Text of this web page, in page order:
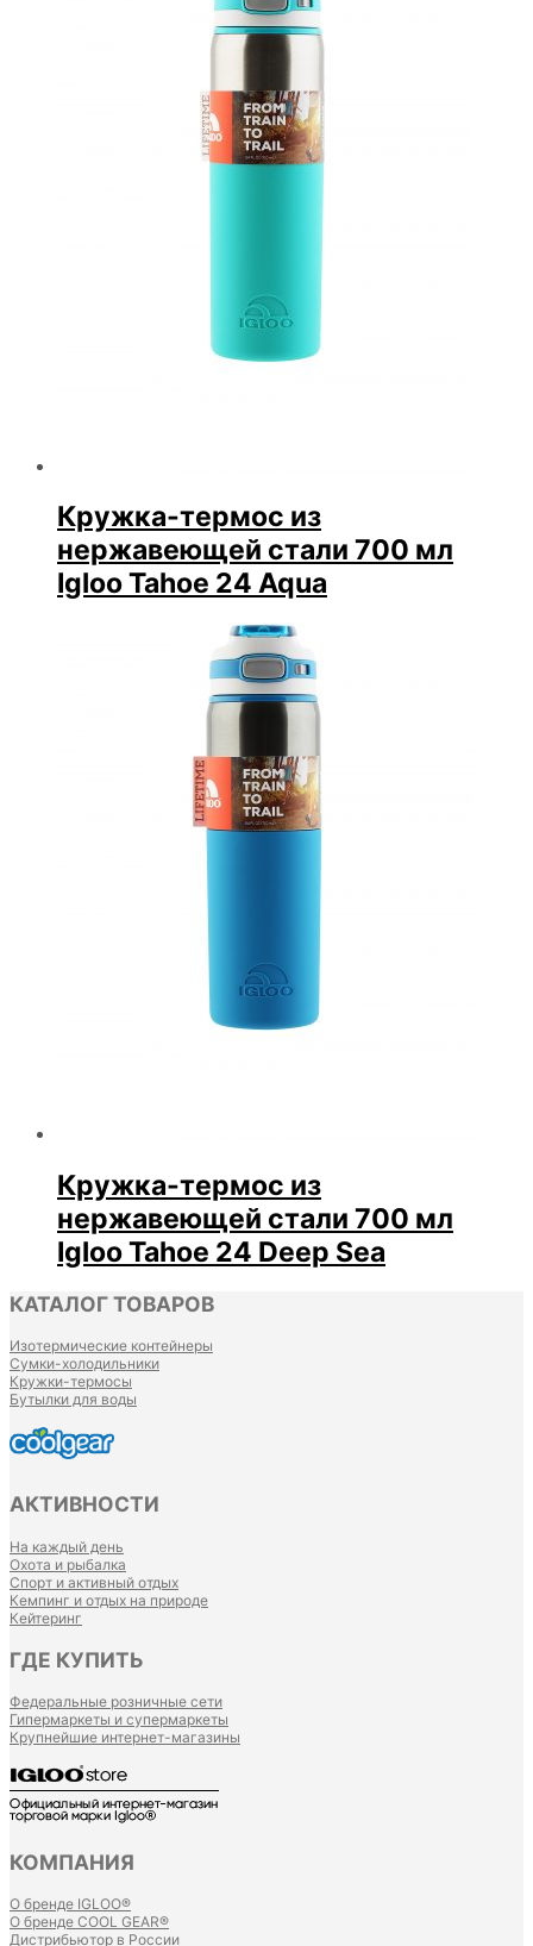
Кружка-термос из
нержавеющей стали 700 мл
Igloo Tahoe 24 Aqua
Кружка-термос из
нержавеющей стали 700 мл
Igloo Tahoe 24 Deep Sea
КАТАЛОГ ТОВАРОВ
Изотермические контейнеры
Сумки-холодильники
Кружки-термосы
Бутылки для воды
АКТИВНОСТИ
На каждый день
Охота и рыбалка
Спорт и активный отдых
Кемпинг и отдых на природе
Кейтеринг
ГДЕ КУПИТЬ
Федеральные розничные сети
Гипермаркеты и супермаркеты
Крупнейшие интернет-магазины
КОМПАНИЯ
О бренде IGLOO®
О бренде COOL GEAR®
Дистрибьютор в России